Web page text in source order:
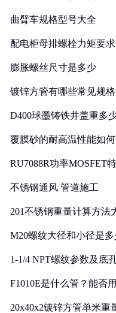
曲臂车规格型号大全
配电柜母排螺栓力矩要
膨胀螺丝尺寸是多少
镀锌方管有哪些常见规
D400球墨铸铁井盖重多
覆膜砂的耐高温性能如何
RU7088R功率MOSFET
不锈钢通风 管道施工
201不锈钢重量计算方法
M20螺纹大径和小径是多
1-1/4 NPT螺纹参数及底
F1010E是什么管？能否
20x40x2镀锌方管单米重